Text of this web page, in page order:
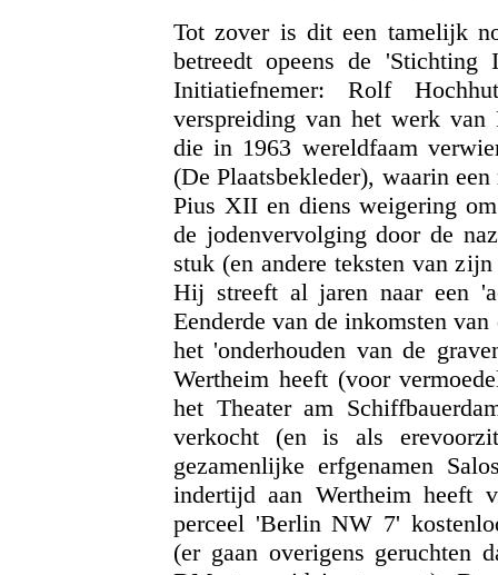
Tot zover is dit een tamelijk
betreedt opeens de
Initiatiefnemer: Rolf
verspreiding van het werk
die in 1963 wereldfaam
(De Plaatsbekleder), waarin
Pius XII en diens weigering
de jodenvervolging door de
stuk (en andere teksten van
Hij streeft al jaren naar een
Eenderde van de inkomsten
het 'onderhouden van de
Wertheim heeft (voor
het Theater am
verkocht (en is als
gezamenlijke erfgenamen
indertijd aan Wertheim heeft
perceel 'Berlin NW 7'
(er gaan overigens geruchten